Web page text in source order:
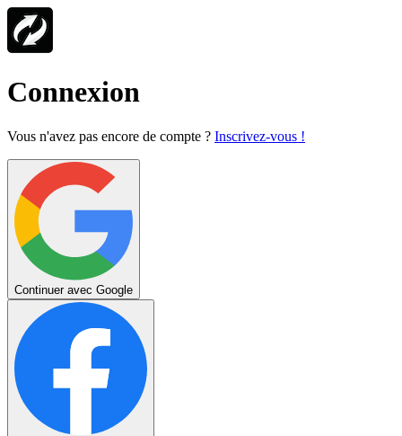
Connexion
Vous n'avez pas encore de compte ? Inscrivez-vous !
Continuer avec Google